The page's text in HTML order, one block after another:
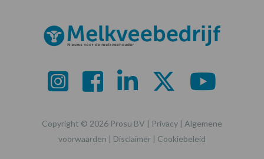
Copyright © 2026 Prosu BV | Privacy | Algemene
voorwaarden | Disclaimer | Cookiebeleid